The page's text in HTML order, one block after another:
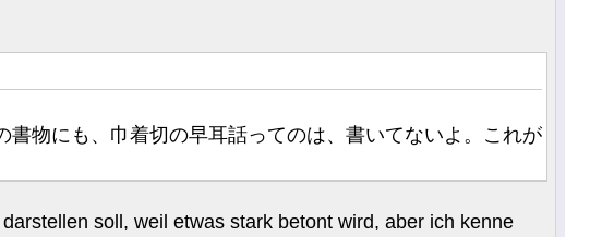
物にも、巾着切の早耳話ってのは、書いてないよ。これが
soll, weil etwas stark betont wird, aber ich kenne